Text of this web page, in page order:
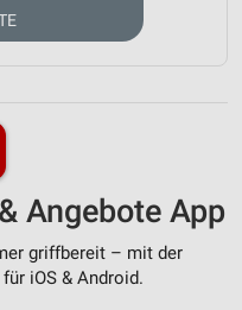
Angebote App
griffbereit – mit der
iOS & Android.